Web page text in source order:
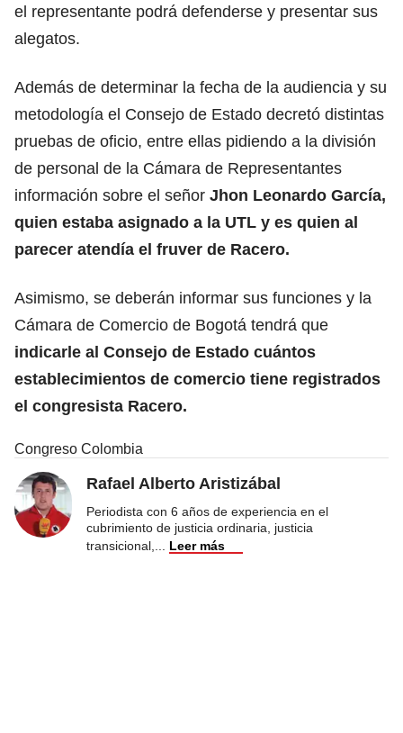
el representante podrá defenderse y presentar sus
alegatos.
Además de determinar la fecha de la audiencia y su
metodología el Consejo de Estado decretó distintas
pruebas de oficio, entre ellas pidiendo a la división
de personal de la Cámara de Representantes
información sobre el señor Jhon Leonardo García,
quien estaba asignado a la UTL y es quien al
parecer atendía el fruver de Racero.
Asimismo, se deberán informar sus funciones y la
Cámara de Comercio de Bogotá tendrá que
indicarle al Consejo de Estado cuántos
establecimientos de comercio tiene registrados
el congresista Racero.
Congreso Colombia
Rafael Alberto Aristizábal
Periodista con 6 años de experiencia en el
cubrimiento de justicia ordinaria, justicia
transicional,
Leer más